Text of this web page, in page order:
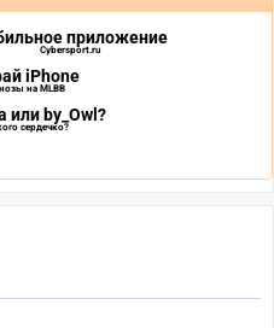
приложение
Cybersport.ru
iPhone
на MLBB
или by_Owl?
сердечко?